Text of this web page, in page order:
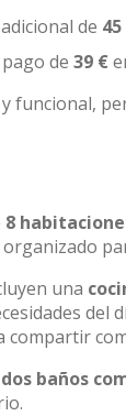
de
de 39 €
funcional,
8
una
del
compartir
dos baños